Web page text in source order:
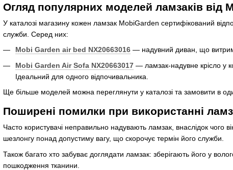
Огляд популярних моделей ламзаків від
У каталозі магазину кожен ламзак MobiGarden сертифікований
служби. Серед них:
Mobi Garden air bed NX20663016 — надувний диван, що
Mobi Garden Air Sofa NX20663017 — ламзак-надувне крісло у
Ідеальний для одного відпочивальника.
Ще більше моделей можна переглянути у каталозі та замовити в
Поширені помилки при використанні
Часто користувачі неправильно надувають ламзак, внаслідок чого
шезлонгу понад допустиму вагу, що скорочує термін його служби.
Також багато хто забуває доглядати ламзак: зберігають його у
пошкодження тканини.